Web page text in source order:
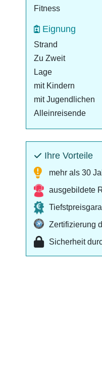
Fitness
Eignung
Strand
Zu Zweit
Lage
mit Kindern
mit Jugendlichen
Alleinreisende
Ihre Vorteile
mehr als 30
ausgebildete
Zertifizierung
Sicherheit